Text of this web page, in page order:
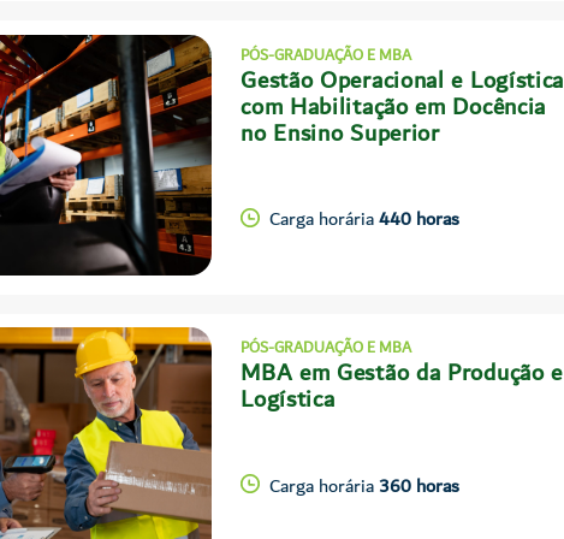
PÓS-GRADUAÇÃO E MBA
Gestão Operacional e Logística
com Habilitação em Docência
no Ensino Superior
Carga horária440 horas
PÓS-GRADUAÇÃO E MBA
MBA em Gestão da Produção e
Logística
Carga horária360 horas